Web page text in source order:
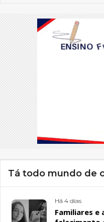
Tá todo mundo de
Há 4 dias
Familiares e